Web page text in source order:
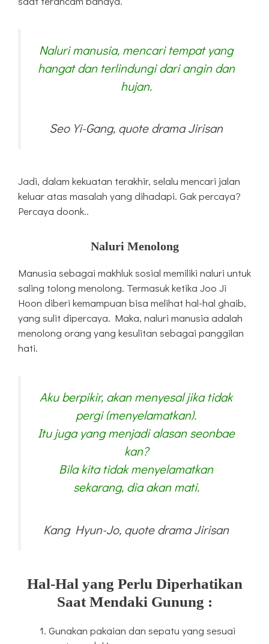
Naluri manusia, mencari tempat yang
hangat dan terlindungi dari angin dan
hujan.
Seo Yi-Gang, quote drama Jirisan
Jadi, dalam kekuatan terakhir, selalu mencari jalan
keluar atas masalah yang dihadapi. Gak percaya?
Percaya doonk..
Naluri Menolong
Manusia sebagai makhluk sosial memiliki naluri untuk
saling tolong menolong. Termasuk ketika Joo Ji
Hoon diberi kemampuan bisa melihat hal-hal ghaib,
yang sulit dipercaya. Maka, naluri manusia adalah
menolong orang yang kesulitan sebagai panggilan
hati.
Aku berpikir, akan menyesal jika tidak
pergi (menyelamatkan).
Itu juga yang menjadi alasan seonbae
kan?
Bila kita tidak menyelamatkan
sekarang, dia akan mati.
Kang Hyun-Jo, quote drama Jirisan
Hal-Hal yang Perlu Diperhatikan
Saat Mendaki Gunung :
Gunakan pakaian dan sepatu yang sesuai